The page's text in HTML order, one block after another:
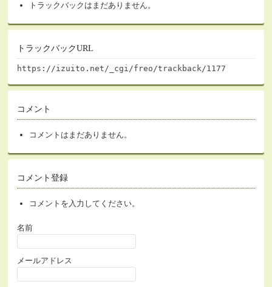
トラックバックはまだありません。
トラックバックURL
https://izuito.net/_cgi/freo/trackback/1177
コメント
コメントはまだありません。
コメント登録
コメントを入力してください。
名前
メールアドレス